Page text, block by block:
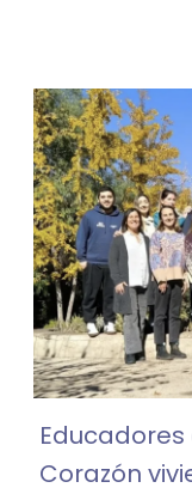
Corazón